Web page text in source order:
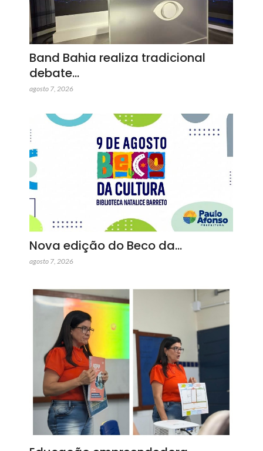
Band Bahia realiza tradicional
debate…
agosto 7, 2026
Nova edição do Beco da…
agosto 7, 2026